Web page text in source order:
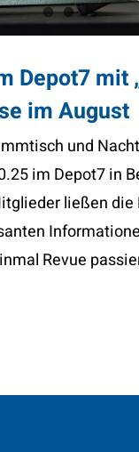
Depot7 mit
im August
und
im Depot7 in
ließen die
Revue